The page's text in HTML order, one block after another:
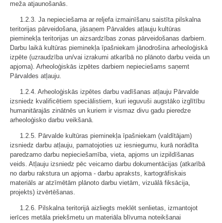
meža atjaunošanās.
1.2.3. Ja nepieciešama ar reljefa izmainīšanu saistīta pilskalna
teritorijas pārveidošana, jāsaņem Pārvaldes atļauju kultūras
pieminekļa teritorijas un aizsardzības zonas pārveidošanas darbiem.
Darbu laikā kultūras pieminekļa īpašniekam jānodrošina arheoloģiskā
izpēte (uzraudzība un/vai izrakumi atkarībā no plānoto darbu veida un
apjoma). Arheoloģiskās izpētes darbiem nepieciešams saņemt
Pārvaldes atļauju.
1.2.4. Arheoloģiskās izpētes darbu vadīšanas atļauju Pārvalde
izsniedz kvalificētiem speciālistiem, kuri ieguvuši augstāko izglītību
humanitārajās zinātnēs un kuriem ir vismaz divu gadu pieredze
arheoloģisko darbu veikšanā.
1.2.5. Pārvalde kultūras pieminekļa īpašniekam (valdītājam)
izsniedz darbu atļauju, pamatojoties uz iesniegumu, kurā norādīta
paredzamo darbu nepieciešamība, vieta, apjoms un izpildīšanas
veids. Atļauju izsniedz pēc veicamo darbu dokumentācijas (atkarībā
no darbu rakstura un apjoma - darbu apraksts, kartogrāfiskais
materiāls ar atzīmētām plānoto darbu vietām, vizuālā fiksācija,
projekts) izvērtēšanas.
1.2.6. Pilskalna teritorijā aizliegts meklēt senlietas, izmantojot
ierīces metāla priekšmetu un materiāla blīvuma noteikšanai